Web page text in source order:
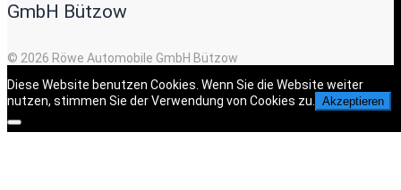
GmbH Bützow
© 2026 Röwe Automobile GmbH Bützow
Diese Website benutzen Cookies. Wenn Sie die Website weiter
nutzen, stimmen Sie der Verwendung von Cookies zu. Akzeptieren